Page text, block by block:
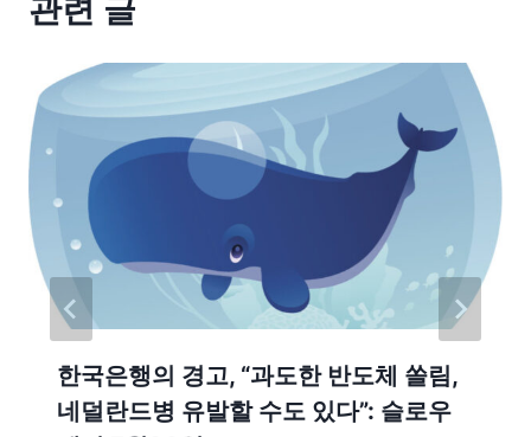
관련 글
한국은행의 경고, “과도한 반도체 쏠림,
네덜란드병 유발할 수도 있다”: 슬로우